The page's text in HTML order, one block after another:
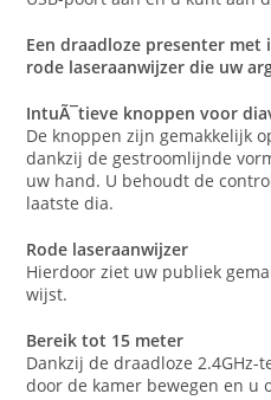
Een draadloze presenter
rode laseraanwijzer die uw
IntuÃ¯tieve knoppen voor
De knoppen zijn gemakkelijk
dankzij de gestroomlijnde
uw hand. U behoudt de
laatste dia.
Rode laseraanwijzer
Hierdoor ziet uw publiek
wijst.
Bereik tot 15 meter
Dankzij de draadloze
door de kamer bewegen en u